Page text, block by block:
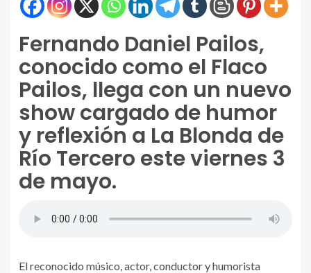
Fernando Daniel Pailos,
conocido como el Flaco
Pailos, llega con un nuevo
show cargado de humor
y reflexión a La Blonda de
Río Tercero este viernes 3
de mayo.
El reconocido músico, actor, conductor y humorista